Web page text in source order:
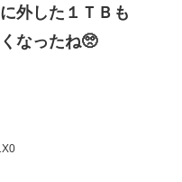
るほうなのがデュオだよね
モバP「資料だから見といてく
外した１ＴＢも
なったね🥺